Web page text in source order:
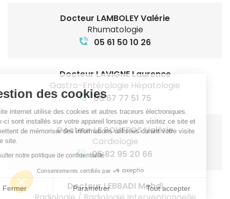
Docteur LAMBOLEY Valérie
Rhumatologie
05 61 50 10 26
Docteur LAVIGNE Laurence
Gastro-Entérologie Hépatologie
05 67 77 51 75
Docteur LE BOUFFOS Valérie
Cardiologie
05 82 95 20 66
Docteur LEBBADI Mehdi
Gestion des cookies
Ce site internet utilise des cookies et autres traceurs électroniques.
Ceux-ci sont installés sur votre appareil lorsque vous visitez ce site et
permettent de mémoriser des informations utilisées durant votre visite
de ce site.
Consulter notre politique de confidentialité
Consentements certifiés par
Fermer Paramétrer Tout accepter